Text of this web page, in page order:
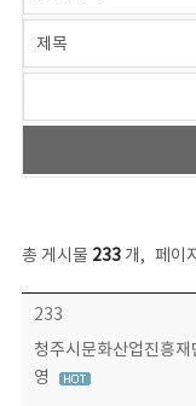
총 게시물 233개, 페이지
보도자료 목록 - 번호, 제목, 작성자, 파일, 조회수, 작성일 정보 제공
233
청주시문화산업진흥재
영